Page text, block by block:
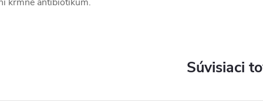
Súvisiaci